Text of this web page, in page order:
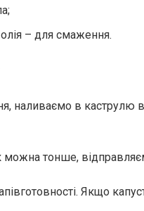
– ​​для смаження.
наливаємо в каструлю
можна тонше,
Якщо